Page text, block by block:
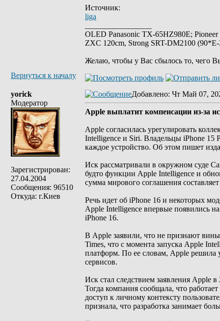
Источник:
liga
OLED Panasonic TX-65HZ980E;
ZXC 120cm, Strong SRT-DM2100
Желаю, чтобы у Вас сбылось то, чего
Вернуться к началу
yorick
Модератор
Зарегистрирован:
27.04.2004
Сообщения: 96510
Откуда: г.Киев
Добавлено: Чт Май 07,
Apple выплатит компенсации из-за
Apple согласилась урегулировать
Intelligence и Siri. Владельцы iPhone 15
каждое устройство. Об этом пишет
Иск рассматривали в окружном суде
будто функции Apple Intelligence и
сумма мирового соглашения
Речь идет об iPhone 16 и некоторых
Apple Intelligence впервые появились
iPhone 16.
В Apple заявили, что не признают
Times, что с момента запуска Apple
платформ. По ее словам, Apple решила
сервисов.
Иск стал следствием заявления Apple
Тогда компания сообщала, что
доступ к личному контексту
признала, что разработка занимает